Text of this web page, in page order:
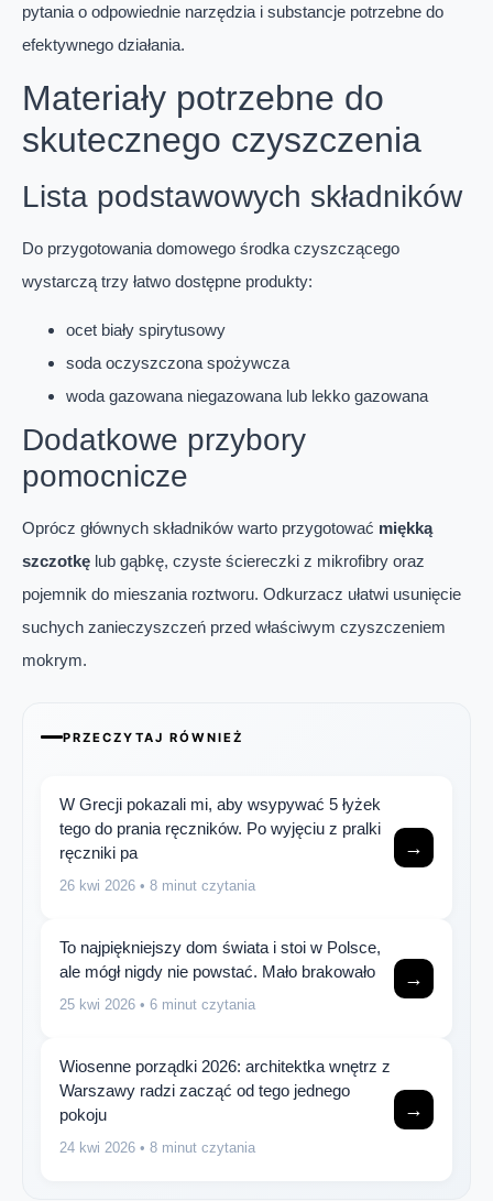
pytania o odpowiednie narzędzia i substancje potrzebne do
efektywnego działania.
Materiały potrzebne do
skutecznego czyszczenia
Lista podstawowych składników
Do przygotowania domowego środka czyszczącego
wystarczą trzy łatwo dostępne produkty:
ocet biały spirytusowy
soda oczyszczona spożywcza
woda gazowana niegazowana lub lekko gazowana
Dodatkowe przybory
pomocnicze
Oprócz głównych składników warto przygotować miękką
szczotkę lub gąbkę, czyste ściereczki z mikrofibry oraz
pojemnik do mieszania roztworu. Odkurzacz ułatwi usunięcie
suchych zanieczyszczeń przed właściwym czyszczeniem
mokrym.
PRZECZYTAJ RÓWNIEŻ
W Grecji pokazali mi, aby wsypywać 5 łyżek
tego do prania ręczników. Po wyjęciu z pralki
ręczniki pa
26 kwi 2026 • 8 minut czytania
→
To najpiękniejszy dom świata i stoi w Polsce,
ale mógł nigdy nie powstać. Mało brakowało
25 kwi 2026 • 6 minut czytania
→
Wiosenne porządki 2026: architektka wnętrz z
Warszawy radzi zacząć od tego jednego
pokoju
24 kwi 2026 • 8 minut czytania
→